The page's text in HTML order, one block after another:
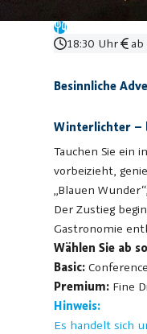
18:30 Uhr
Besinnliche
Winterlichter –
Tauchen Sie ein
vorbeizieht,
„Blauen
Der Zustieg
Gastronomie
Wählen Sie ab
Basic:
Premium: Fine
Hinweis:
Es handelt sich